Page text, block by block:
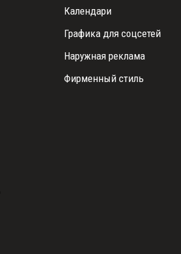
Календари
Графика для соцсетей
Наружная реклама
Фирменный стиль